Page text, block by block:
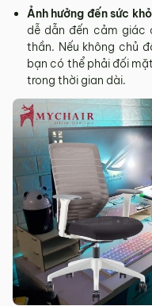
Ảnh hưởng đến sức
dễ dẫn đến cảm giác
thần. Nếu không chủ
bạn có thể phải đối
trong thời gian dài.